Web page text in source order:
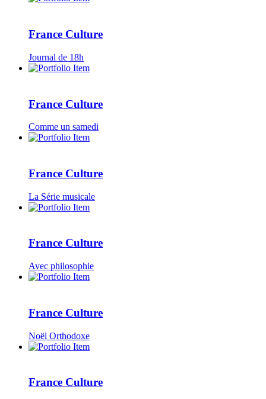
France Culture
Journal de 18h
France Culture
Comme un samedi
France Culture
La Série musicale
France Culture
Avec philosophie
France Culture
Noël Orthodoxe
France Culture